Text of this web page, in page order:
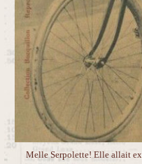
Melle Serpolette! Elle allait